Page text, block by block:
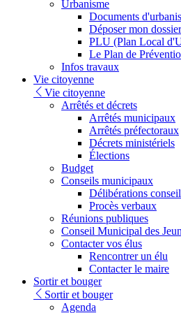
Urbanisme
Documents
Déposer mon
PLU (Plan Local
Le Plan de
Infos travaux
Vie citoyenne
Vie citoyenne
Arrêtés et décrets
Arrêtés municipaux
Arrêtés préfectoraux
Décrets ministériels
Élections
Budget
Conseils municipaux
Délibérations
Procès verbaux
Réunions publiques
Conseil Municipal des
Contacter vos élus
Rencontrer un élu
Contacter le maire
Sortir et bouger
Sortir et bouger
Agenda